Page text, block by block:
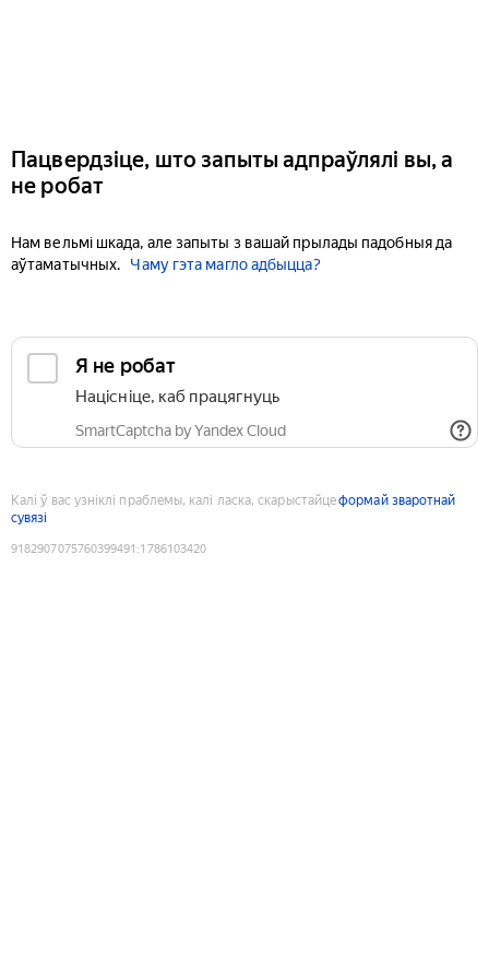
Пацвердзіце, што запыты адпраўлялі вы, а
не робат
Нам вельмі шкада, але запыты з вашай прылады падобныя да
аўтаматычных.
Чаму гэта магло адбыцца?
Я не робат
Націсніце, каб працягнуць
SmartCaptcha by Yandex Cloud
Калі ў вас узніклі праблемы, калі ласка, скарыстайцеформай зваротнай
сувязі
9182907075760399491 :1786103420